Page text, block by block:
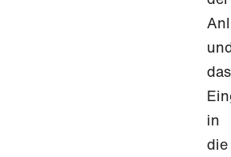
das
in
die